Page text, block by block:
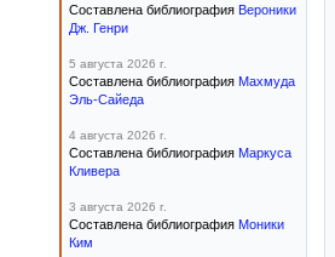
Составлена библиография Вероники
Дж. Генри
5 августа 2026 г.
Составлена библиография Махмуда
Эль-Сайеда
4 августа 2026 г.
Составлена библиография Маркуса
Кливера
3 августа 2026 г.
Составлена библиография Моники
Ким